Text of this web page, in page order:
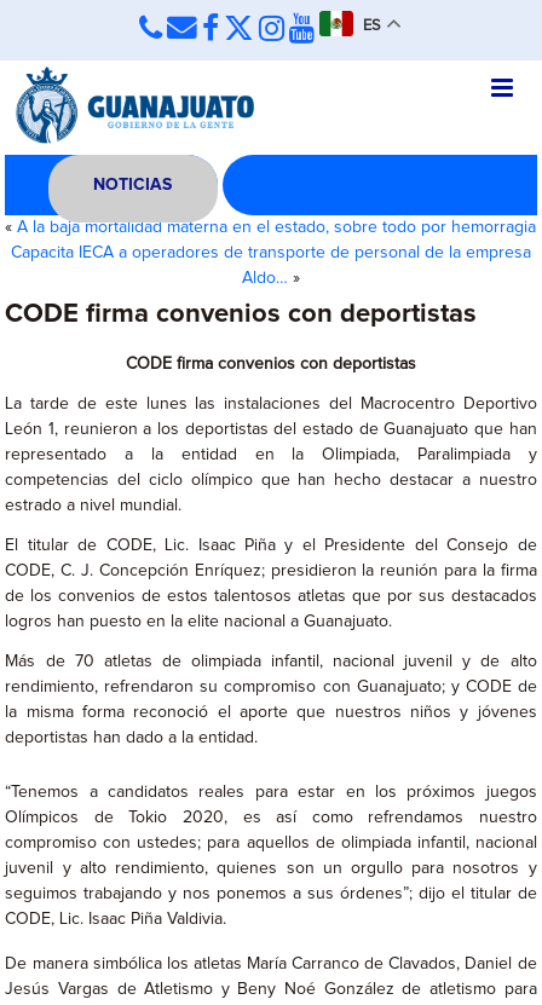
ES
NOTICIAS
«A la baja mortalidad materna en el estado, sobre todo por hemorragia
Capacita IECA a operadores de transporte de personal de la empresa
Aldo… »
CODE firma convenios con deportistas
CODE firma convenios con deportistas
La tarde de este lunes las instalaciones del Macrocentro Deportivo
León 1, reunieron a los deportistas del estado de Guanajuato que han
representado a la entidad en la Olimpiada, Paralimpiada y
competencias del ciclo olímpico que han hecho destacar a nuestro
estrado a nivel mundial.
El titular de CODE, Lic. Isaac Piña y el Presidente del Consejo de
CODE, C. J. Concepción Enríquez; presidieron la reunión para la firma
de los convenios de estos talentosos atletas que por sus destacados
logros han puesto en la elite nacional a Guanajuato.
Más de 70 atletas de olimpiada infantil, nacional juvenil y de alto
rendimiento, refrendaron su compromiso con Guanajuato; y CODE de
la misma forma reconoció el aporte que nuestros niños y jóvenes
deportistas han dado a la entidad.
“Tenemos a candidatos reales para estar en los próximos juegos
Olímpicos de Tokio 2020, es así como refrendamos nuestro
compromiso con ustedes; para aquellos de olimpiada infantil, nacional
juvenil y alto rendimiento, quienes son un orgullo para nosotros y
seguimos trabajando y nos ponemos a sus órdenes”; dijo el titular de
CODE, Lic. Isaac Piña Valdivia.
De manera simbólica los atletas María Carranco de Clavados, Daniel de
Jesús Vargas de Atletismo y Beny Noé González de atletismo para